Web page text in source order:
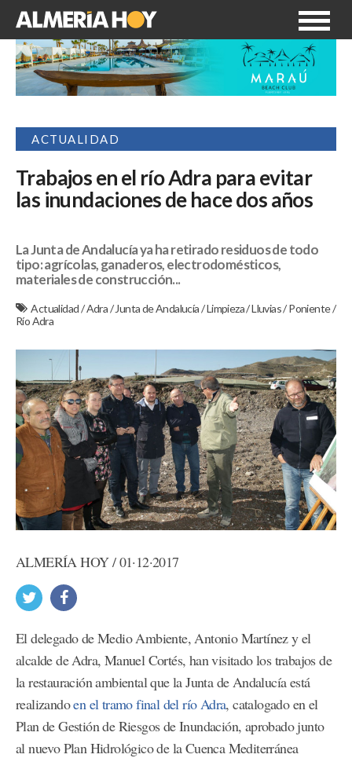
ACTUALIDAD
Trabajos en el río Adra para evitar
las inundaciones de hace dos años
La Junta de Andalucía ya ha retirado residuos de todo
tipo: agrícolas, ganaderos, electrodomésticos,
materiales de construcción...
Actualidad/Adra/ Junta de Andalucía/Limpieza/Lluvias/Poniente/
Río Adra
ALMERÍA HOY / 01·12·2017
El delegado de Medio Ambiente, Antonio Martínez y el
alcalde de Adra, Manuel Cortés, han visitado los trabajos de
la restauración ambiental que la Junta de Andalucía está
realizandoen el tramo final del río Adra, catalogado en el
Plan de Gestión de Riesgos de Inundación, aprobado junto
al nuevo Plan Hidrológico de la Cuenca Mediterránea